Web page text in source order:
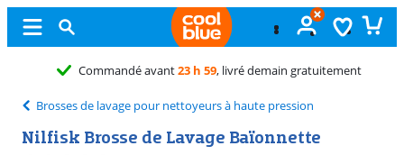
Commandé avant23 h 59, livré demain gratuitement
Brosses de lavage pour nettoyeurs à haute pression
Nilfisk Brosse de Lavage Baïonnette